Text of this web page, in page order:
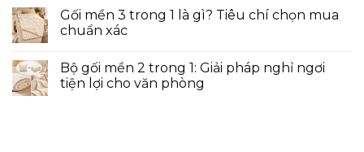
Gối mền 3 trong 1 là gì? Tiêu chí chọn mua
chuẩn xác
Bộ gối mền 2 trong 1: Giải pháp nghỉ ngơi
tiện lợi cho văn phòng